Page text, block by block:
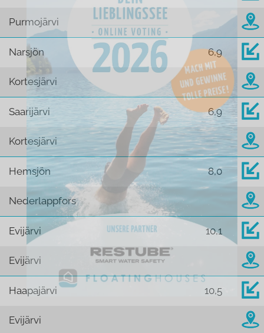
Purmojärvi
Narsjön 6,9
Kortesjärvi
Saarijärvi 6,9
Kortesjärvi
Hemsjön 8,0
Nederlappfors
Evijärvi 10,1
Evijärvi
Haapajärvi 10,5
Evijärvi